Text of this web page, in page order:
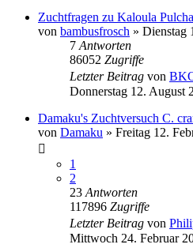
Zuchtfragen zu Kaloula Pulcha
von bambusfrosch » Dienstag
7 Antworten
86052 Zugriffe
Letzter Beitrag von
Donnerstag 12. August
Damaku's Zuchtversuch C.
von Damaku » Freitag 12.
1
2
23 Antworten
117896 Zugriffe
Letzter Beitrag von
Mittwoch 24. Februar